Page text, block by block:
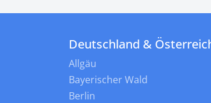
Deutschland &
Allgäu
Bayerischer Wald
Berlin